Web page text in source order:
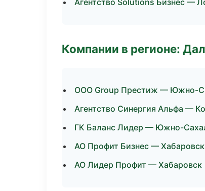
Агентство Solutions Бизнес —
Компании в регионе:
ООО Group Престиж — Южно-
Агентство Синергия Альфа —
ГК Баланс Лидер — Южно-
АО Профит Бизнес — Хабаровск
АО Лидер Профит — Хабаровск